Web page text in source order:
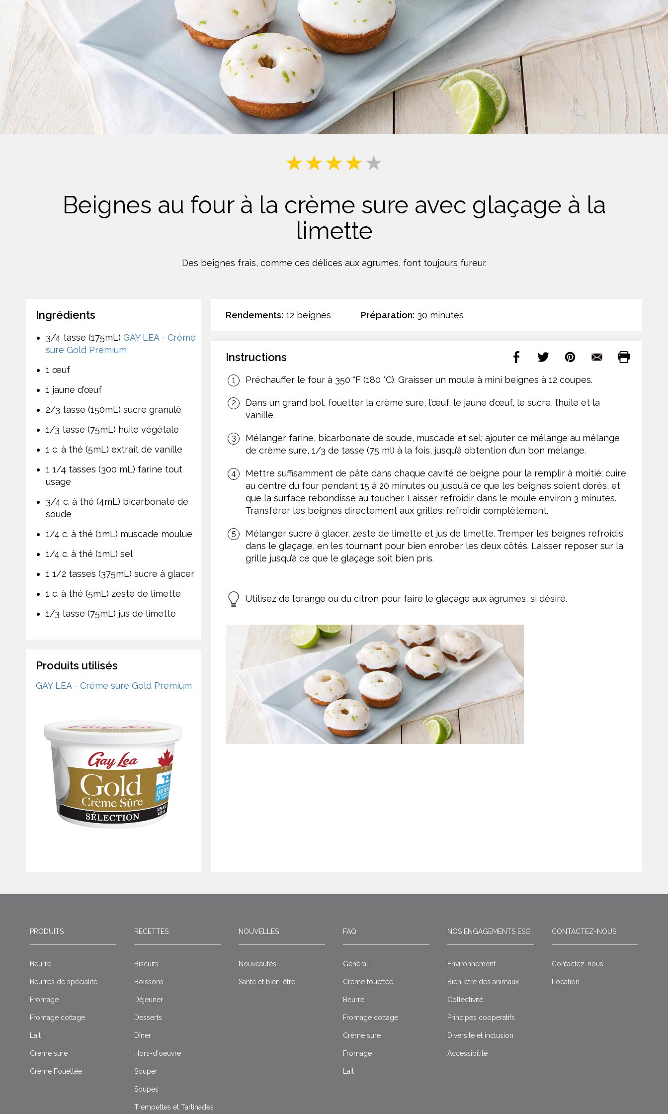
Desserts
Beignes au four à la crème sure avec glaçage à la
limette
Des beignes frais, comme ces délices aux agrumes, font toujours fureur.
Rendements: 12 beignes Préparation: 30 minutes
Instructions
Préchauffer le four à 350 °F (180 °C). Graisser un moule à mini beignes à 12 coupes.
Dans un grand bol, fouetter la crème sure, l’œuf, le jaune d’œuf, le sucre, l’huile et la
vanille.
Mélanger farine, bicarbonate de soude, muscade et sel; ajouter ce mélange au mélange
de crème sure, 1/3 de tasse (75 ml) à la fois, jusqu’à obtention d’un bon mélange.
Mettre suffisamment de pâte dans chaque cavité de beigne pour la remplir à moitié; cuire
au centre du four pendant 15 à 20 minutes ou jusqu’à ce que les beignes soient dorés, et
que la surface rebondisse au toucher. Laisser refroidir dans le moule environ 3 minutes.
Transférer les beignes directement aux grilles; refroidir complètement.
Mélanger sucre à glacer, zeste de limette et jus de limette. Tremper les beignes refroidis
dans le glaçage, en les tournant pour bien enrober les deux côtés. Laisser reposer sur la
grille jusqu’à ce que le glaçage soit bien pris.
Utilisez de l’orange ou du citron pour faire le glaçage aux agrumes, si désiré.
Ingrédients
3/4 tasse (175mL) GAY LEA - Crème
sure Gold Premium
1 œuf
1 jaune d'œuf
2/3 tasse (150mL) sucre granulé
1/3 tasse (75mL) huile végétale
1 c. à thé (5mL) extrait de vanille
1 1/4 tasses (300 mL) farine tout
usage
3/4 c. à thé (4mL) bicarbonate de
soude
1/4 c. à thé (1mL) muscade moulue
1/4 c. à thé (1mL) sel
1 1/2 tasses (375mL) sucre à glacer
1 c. à thé (5mL) zeste de limette
1/3 tasse (75mL) jus de limette
Produits utilisés
GAY LEA - Crème sure Gold Premium
PRODUITS
Beurre
Beurres de spécialité
Fromage
Fromage cottage
Lait
Crème sure
Crème Fouettée
RECETTES
Biscuits
Boissons
Déjeuner
Desserts
Dîner
Hors-d'oeuvre
Souper
Soupes
Trempettes et Tartinades
NOUVELLES
Nouveautés
Santé et bien-être
FAQ
Général
Crême fouettée
Beurre
Fromage cottage
Crème sure
Fromage
Lait
NOS ENGAGEMENTS ESG
Environnement
Bien-être des animaux
Collectivité
Principes coopératifs
Diversité et inclusion
Accessibilité
CONTACTEZ-NOUS
Contactez-nous
Location